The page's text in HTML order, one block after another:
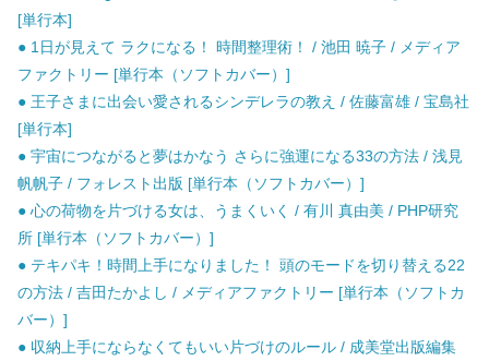
[単行本]
● 1日が見えて ラクになる！ 時間整理術！ / 池田 暁子 / メディア
ファクトリー [単行本（ソフトカバー）]
● 王子さまに出会い愛されるシンデレラの教え / 佐藤富雄 / 宝島社
[単行本]
● 宇宙につながると夢はかなう さらに強運になる33の方法 / 浅見
帆帆子 / フォレスト出版 [単行本（ソフトカバー）]
● 心の荷物を片づける女は、うまくいく / 有川 真由美 / PHP研究
所 [単行本（ソフトカバー）]
● テキパキ！時間上手になりました！ 頭のモードを切り替える22
の方法 / 吉田たかよし / メディアファクトリー [単行本（ソフトカ
バー）]
● 収納上手にならなくてもいい片づけのルール / 成美堂出版編集